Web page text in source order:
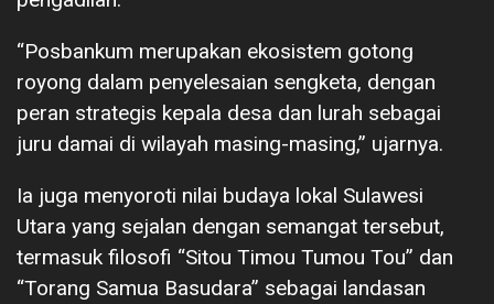
“Posbankum merupakan ekosistem gotong
royong dalam penyelesaian sengketa, dengan
peran strategis kepala desa dan lurah sebagai
juru damai di wilayah masing-masing,” ujarnya.
Ia juga menyoroti nilai budaya lokal Sulawesi
Utara yang sejalan dengan semangat tersebut,
termasuk filosofi “Sitou Timou Tumou Tou” dan
“Torang Samua Basudara” sebagai landasan